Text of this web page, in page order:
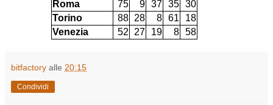
Roma
75 9 37 35 30
Torino
88 28 8 61
18
Venezia
52 27 19 8 58
bitfactory alle 20:15
Condividi